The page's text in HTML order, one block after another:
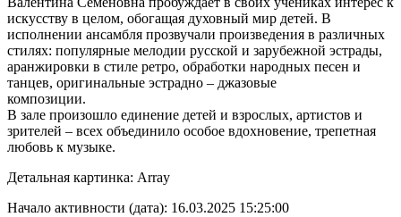
искусству в целом, обогащая духовный мир детей. В
исполнении ансамбля прозвучали произведения в различных
стилях: популярные мелодии русской и зарубежной эстрады,
аранжировки в стиле ретро, обработки народных песен и
танцев, оригинальные эстрадно – джазовые
В зале произошло единение детей и взрослых, артистов и
зрителей – всех объединило особое вдохновение, трепетная
любовь к музыке.
Детальная картинка: Array
Начало активности (дата): 16.03.2025 15:25:00